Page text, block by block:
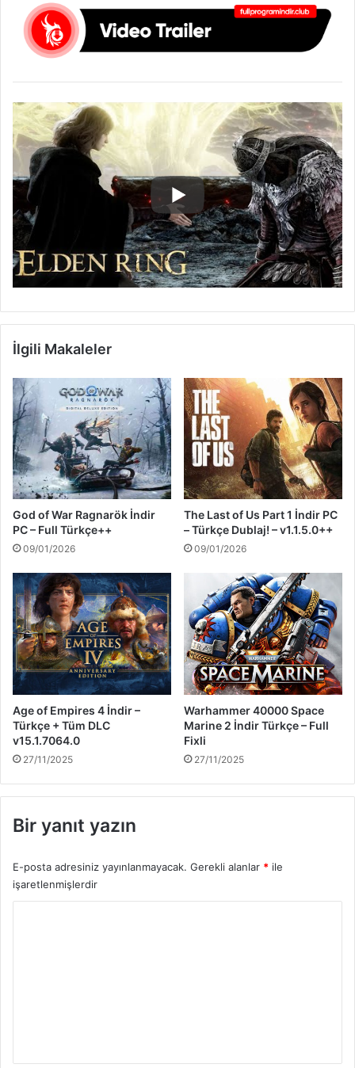
İlgili Makaleler
God of War Ragnarök İndir
PC – Full Türkçe++
09/01/2026
The Last of Us Part 1 İndir PC
– Türkçe Dublaj! – v1.1.5.0++
09/01/2026
Age of Empires 4 İndir –
Türkçe + Tüm DLC
v15.1.7064.0
27/11/2025
Warhammer 40000 Space
Marine 2 İndir Türkçe – Full
Fixli
27/11/2025
Bir yanıt yazın
E-posta adresiniz yayınlanmayacak. Gerekli alanlar * ile
işaretlenmişlerdir